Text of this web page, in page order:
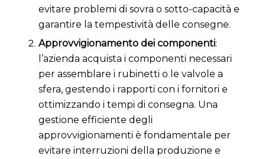
evitare problemi di sovra o sotto-capacità e
garantire la tempestività delle consegne.
Approvvigionamento dei componenti:
l’azienda acquista i componenti necessari
per assemblare i rubinetti o le valvole a
sfera, gestendo i rapporti con i fornitori e
ottimizzando i tempi di consegna. Una
gestione efficiente degli
approvvigionamenti è fondamentale per
evitare interruzioni della produzione e